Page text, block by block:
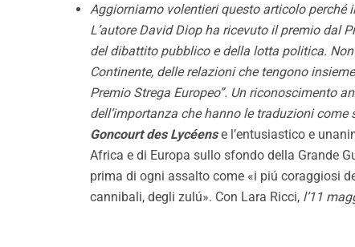
Aggiorniamo volentieri questo articolo
L’autore David Diop ha ricevuto il premio dal
del dibattito pubblico e della lotta politica.
Continente, delle relazioni che tengono
Premio Strega Europeo”. Un riconoscimento
dell’importanza che hanno le traduzioni
Goncourt des Lycéens e l’entusiastico e
Africa e di Europa sullo sfondo della Grande
prima di ogni assalto come «i piú coraggiosi
cannibali, degli zulú». Con Lara Ricci, l’11